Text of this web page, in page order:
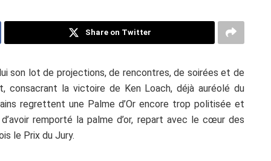
Share on Twitter
son lot de projections, de rencontres, de soirées et de
consacrant la victoire de Ken Loach, déjà auréolé du
regrettent une Palme d’Or encore trop politisée et
remporté la palme d’or, repart avec le cœur des
le Prix du Jury.